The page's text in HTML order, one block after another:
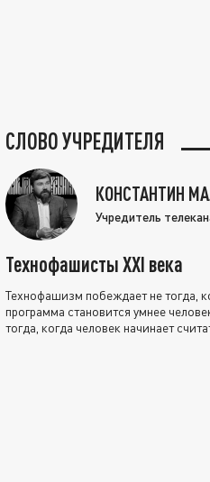
СЛОВО УЧРЕДИТЕЛЯ
КОНСТАНТИН
Учредитель
Технофашисты XXI века
Технофашизм побеждает не тогда,
программа становится умнее
тогда, когда человек начинает